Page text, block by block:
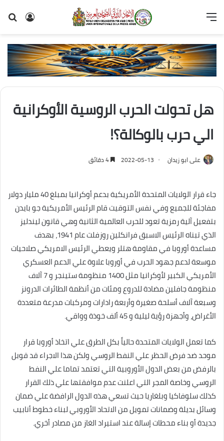
تسجيل
القائمة
هل تحولت الحرب الروسية الأوكرانية
الي حرب بالوكالة؟!
على ابو زيدان 2022-05-13
جاء قرار الولايات المتحدة الأمريكية بدعم أوكرانيا بمبلغ 40 مليار دولار
مفاجئة للجميع وفي نفس التوقيت قام الرئيس الأمريكية جو بايدن
بتفعيل آلية رمزية تعود للحرب العالمية الثانية وهي قانون ليندليز
الذي تبناه الرئيس الاسبق فرانكلين روزفلت عام 1941، بهدف
مساعدة أوروبا في مقاومة هتلر ويعطي الرئيس الامريكي صلاحيات
موسعة لدعم جهود الحرب في أوروبا علاوة علي الدعم العسكري
الأمريكي الكبير لأوكرانيا مثل 1400 منظومة ستينجر و 7 آلاف
منظومة جافلين مضادة للدروع ومئات من أنظمة الطائرات الدرونز
وسبعة آلاف أسلحة صغيرة وأربعة رادارات ومركبات مدرعة متعددة
الأغراض، وأجهزة رؤية ليلية و 45 ألف خوذة وواقي.
كما تعمل الولايات المتحدة حالياً بكل الطرق علي اتخاذ أوروبا قرار
موحد ضد فرض الحظر علي النفط الروسي ولكن هذا الاجراء قد قوبل
بالرفض من بعض الدول الأوروبية التي تعتمد تماما علي النفط
الروسي وخاصة المجر التي اعلنت عدم موافقتها علي ذلك القرار
كذلك سلوفاكيا وبلغاريا حيث تسعي هذه الدول الرافضة علي ضمان
وسائل بديلة وضمانات تمويل من الاتحاد الأوروبي لبناء خطوط أنابيب
جديدة أو بناء محطات إسالة عند استيراد الغاز من مصادر أخري.